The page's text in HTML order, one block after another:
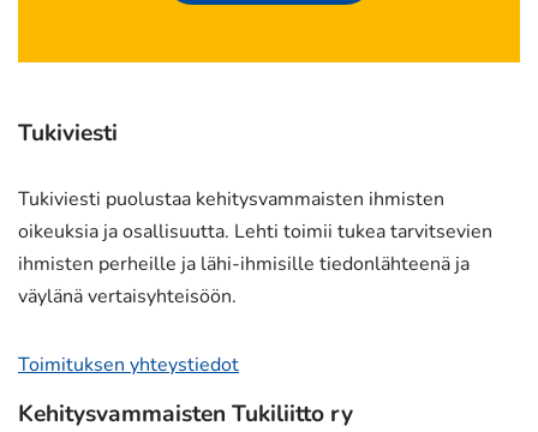
Tukiviesti
Tukiviesti puolustaa kehitysvammaisten ihmisten
oikeuksia ja osallisuutta. Lehti toimii tukea tarvitsevien
ihmisten perheille ja lähi-ihmisille tiedonlähteenä ja
väylänä vertaisyhteisöön.
Toimituksen yhteystiedot
Kehitysvammaisten Tukiliitto ry